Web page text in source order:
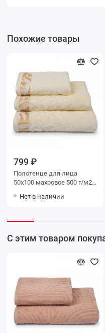
Похожие товары
799 ₽
Полотенце для лица
50х100 махровое 500 г/м2
мануфактура
Нет в наличии
С этим товаром